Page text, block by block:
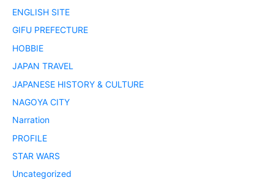
ENGLISH SITE
GIFU PREFECTURE
HOBBIE
JAPAN TRAVEL
JAPANESE HISTORY & CULTURE
NAGOYA CITY
Narration
PROFILE
STAR WARS
Uncategorized